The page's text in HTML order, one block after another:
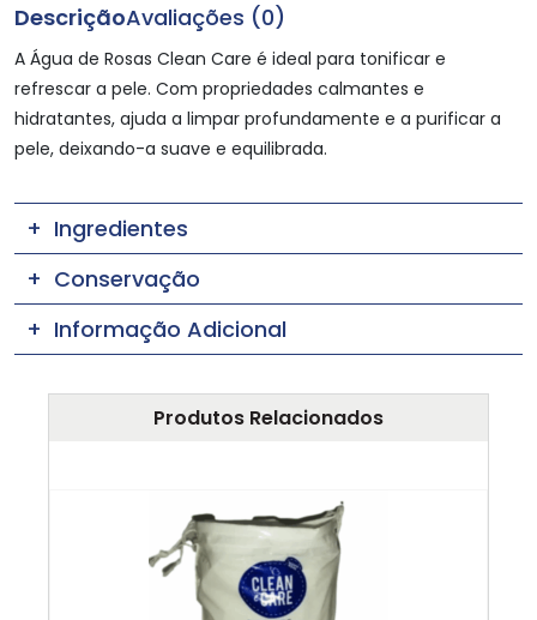
DescriçãoAvaliações (0)
A Água de Rosas Clean Care é ideal para tonificar e
refrescar a pele. Com propriedades calmantes e
hidratantes, ajuda a limpar profundamente e a purificar a
pele, deixando-a suave e equilibrada.
Ingredientes
Conservação
Informação Adicional
Produtos Relacionados